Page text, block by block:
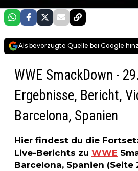
Als bevorzugte Quelle bei Google
WWE SmackDown -
Ergebnisse, Bericht,
Barcelona, Spanien
Hier findest du die
Live-Berichts zu WWE
Barcelona, Spanien (Seite